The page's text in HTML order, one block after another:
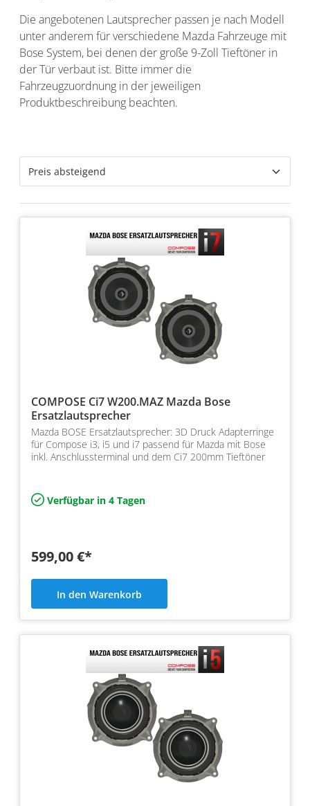
Die angebotenen Lautsprecher passen je nach Modell
unter anderem für verschiedene Mazda Fahrzeuge mit
Bose System, bei denen der große 9-Zoll Tieftöner in
der Tür verbaut ist. Bitte immer die
Fahrzeugzuordnung in der jeweiligen
Produktbeschreibung beachten.
COMPOSE Ci7 W200.MAZ Mazda Bose
Ersatzlautsprecher
Mazda BOSE Ersatzlautsprecher: 3D Druck Adapterringe
für Compose i3, i5 und i7 passend für Mazda mit Bose
inkl. Anschlussterminal und dem Ci7 200mm Tieftöner
Verfügbar in 4 Tagen
599,00 €*
In den Warenkorb